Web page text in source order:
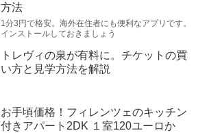
方法
1分3円で格安。海外在住者にも便利なアプリです。
インストールしておきましょう
トレヴィの泉が有料に。チケットの買
い方と見学方法を解説
お手頃価格！フィレンツェのキッチン
付きアパート2DK １室120ユーロか